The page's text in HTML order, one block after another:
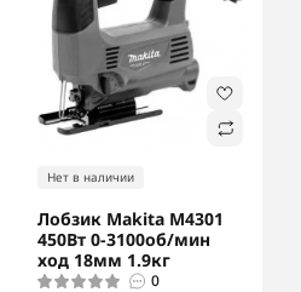
Нет в наличии
Лобзик Makita M4301
450Вт 0-3100об/мин
ход 18мм 1.9кг
0